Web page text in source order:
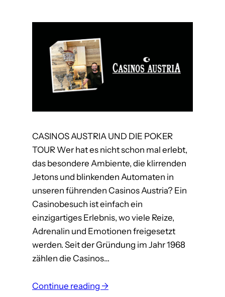
n
t
n
M
a
r
t
i
n
CASINOS AUSTRIA UND DIE POKER
TOUR Wer hat es nicht schon mal erlebt,
das besondere Ambiente, die klirrenden
Jetons und blinkenden Automaten in
unseren führenden Casinos Austria? Ein
Casinobesuch ist einfach ein
einzigartiges Erlebnis, wo viele Reize,
Adrenalin und Emotionen freigesetzt
werden. Seit der Gründung im Jahr 1968
zählen die Casinos…
Continue reading →: